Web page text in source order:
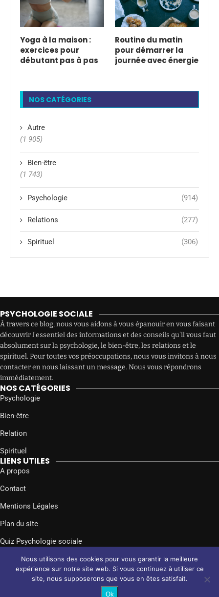
Yoga à la maison :
exercices pour
débutant pas à pas
Routine du matin
pour démarrer la
journée avec énergie
NOS CATÉGORIES
Autre
(1 905)
Bien-être
(1 743)
Psychologie (914)
Relations (277)
Spirituel (306)
PSYCHOLOGIE SOCIALE
À travers ce blog, nous vous aidons à vous épanouir en vous faisant
découvrir l’essentiel des informations et des conseils qu’il vous faut
absolument sur la psychologie, le bien-être, les relations et le
spirituel. Pour toutes vos préoccupations, nous vous invitons à nous
contacter en nous laissant un message. Nous vous répondrons
immédiatement.
NOS CATÉGORIES
Psychologie
Bien-être
Relation
Spirituel
LIENS UTILES
A propos
Contact
Mentions Légales
Plan du site
Quiz Psychologie sociale
Facebook Twitter Instagram
@2024 – Tous droits réservés.
Nous utilisons des cookies pour vous garantir la meilleure
expérience sur notre site web. Si vous continuez à utiliser ce
site, nous supposerons que vous en êtes satisfait.
Ok